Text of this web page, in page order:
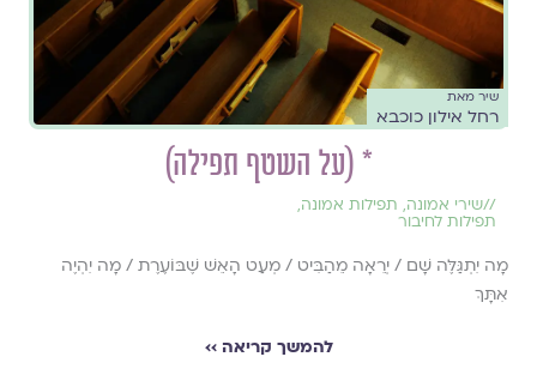
שיר מאת
רחל אילון כוכבא
* (על השטף תפילה)
//שירי אמונה, תפילות אמונה,
תפילות לחיבור
מָה יִתְגַּלֶּה שָׁם / יְרֵאָה מֵהַבִּיט / מְעַט הָאֵשׁ שֶׁבּוֹעֶרֶת / מָה יִהְיֶה
אִתָּךְ
להמשך קריאה ››